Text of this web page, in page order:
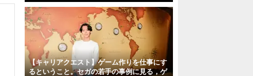
【キャリアクエスト】ゲーム作りを仕事にす
るということ。セガの若手の事例に見る，ゲ